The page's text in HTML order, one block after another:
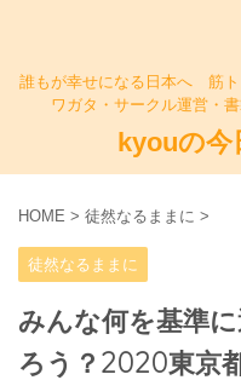
誰もが幸せになる日本へ 筋ト
ワガタ・サークル運営・
kyouの今
HOME > 徒然なるままに >
徒然なるままに
みんな何を基準
ろう？2020東京